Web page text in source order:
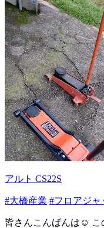
アルト CS22S
#大橋産業 #フロアジャ
皆さんこんばんは☺️ こ